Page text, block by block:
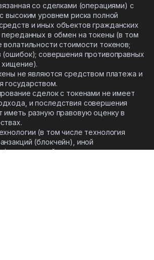
со сделками (операциями) с
высоким уровнем риска полной
и иных объектов гражданских
переданных в обмен на токены (в том
волатильности стоимости токенов;
(ошибок); совершения противоправных
хищение).
не являются средством платежа и
государством.
сделок с токенами не имеет
и последствия совершения
иметь разную правовую оценку в
(в том числе технология
(блокчейн), иной
системы и аналогичные